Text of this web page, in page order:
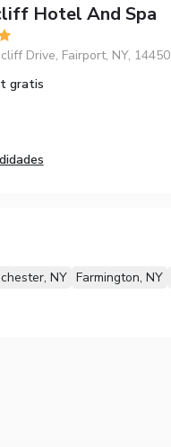
Hotel And Spa
Drive, Fairport, NY, 14450
gratis
NY Farmington, NY